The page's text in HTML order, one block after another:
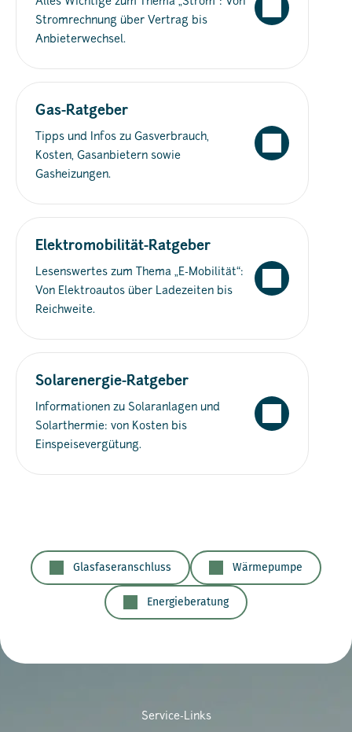
Stromrechnung über Vertrag bis
Anbieterwechsel.
Gas-Ratgeber
Tipps und Infos zu Gasverbrauch,
Kosten, Gasanbietern sowie
Gasheizungen.
Elektromobilität-Ratgeber
Lesenswertes zum Thema „E-Mobilität“:
Von Elektroautos über Ladezeiten bis
Reichweite.
Solarenergie-Ratgeber
Informationen zu Solaranlagen und
Solarthermie: von Kosten bis
Einspeisevergütung.
Glasfaseranschluss Wärmepumpe
Energieberatung
Service-Links